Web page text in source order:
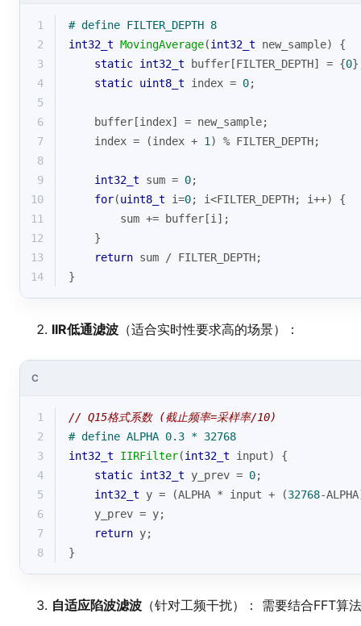
1 # define FILTER_DEPTH 8
2
int32_t MovingAverage(int32_t new_sample)
{
3
static int32_t buffer[FILTER_DEPTH] = {0
4
static uint8_t index = 0;
5
6
    buffer[index] = new_sample;
7
    index = (index +
1 ) % FILTER_DEPTH;
8
9
int32_t sum = 0;
10
for(uint8_t i=0; i<FILTER_DEPTH; i++) {
11
        sum += buffer[i];
12
    }
13
return sum / FILTER_DEPTH;
14
}
IIR低通滤波 （适合实时性要求高的场景）：
C
1
// Q15格式系数 (截止频率=采样率/10)
2
# define ALPHA 0.3 * 32768
3
int32_t IIRFilter(int32_t input)
{
4
static int32_t y_prev = 0;
5
int32_t y = (ALPHA * input + (32768-
6
    y_prev = y;
7
return y;
8
}
自适应陷波滤波 （针对工频干扰）： 需要结合FFT算